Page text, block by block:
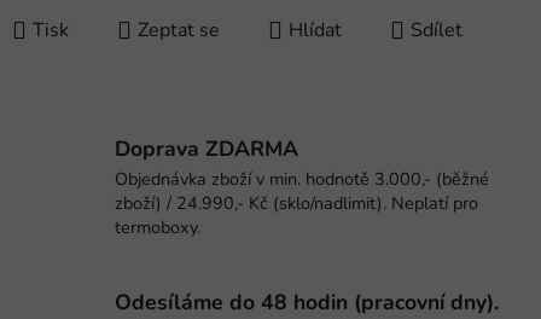
Tisk Zeptat se Hlídat Sdílet
Doprava ZDARMA
Objednávka zboží v min. hodnotě 3.000,- (běžné
zboží) / 24.990,- Kč (sklo/nadlimit). Neplatí pro
termoboxy.
Odesíláme do 48 hodin (pracovní dny).